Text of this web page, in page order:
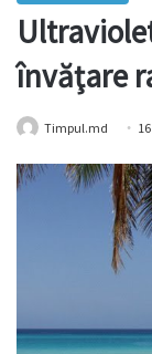
învăţare
Timpul.md